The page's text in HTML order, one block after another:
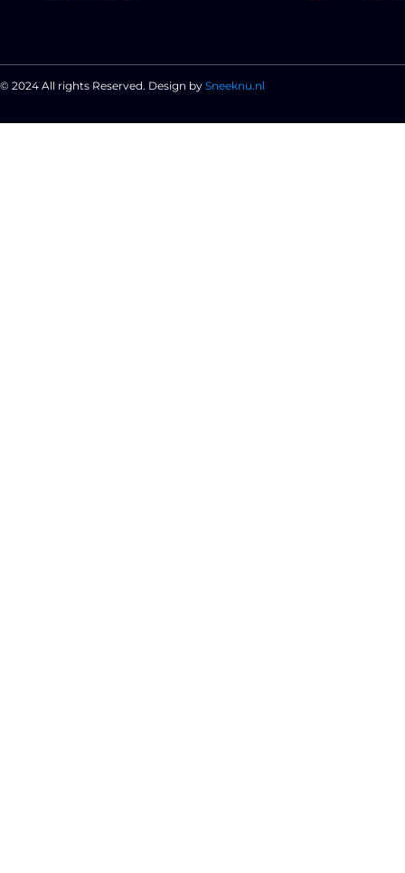
© 2024 All rights Reserved. Design by Sneeknu.nl